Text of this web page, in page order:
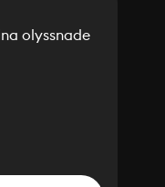
olyssnade